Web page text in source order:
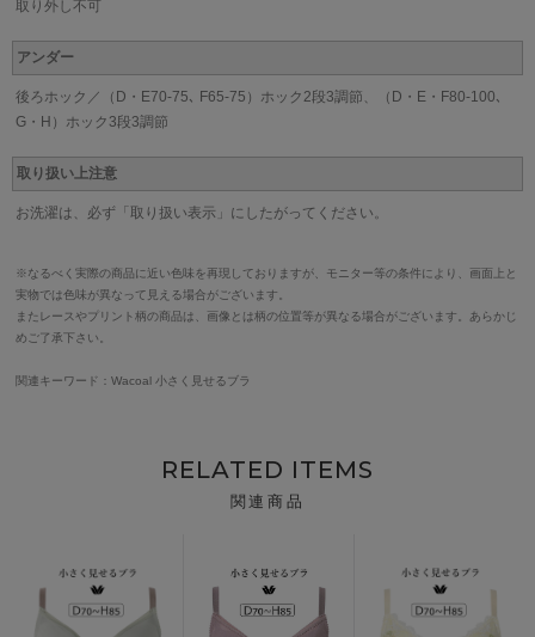
取り外し不可
アンダー
後ろホック／（D・E70-75､ F65-75）ホック2段3調節、（D・E・F80-100､
G・H）ホック3段3調節
取り扱い上注意
お洗濯は、必ず「取り扱い表示」にしたがってください。
※なるべく実際の商品に近い色味を再現しておりますが、モニター等の条件により、画面上と
実物では色味が異なって見える場合がございます。
またレースやプリント柄の商品は、画像とは柄の位置等が異なる場合がございます。あらかじ
めご了承下さい。
関連キーワード：Wacoal 小さく見せるブラ
RELATED ITEMS
関連商品